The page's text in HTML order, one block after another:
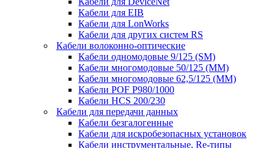
Кабели для EIB
Кабели для LonWorks
Кабели для других систем RS
Кабели волоконно-оптические
Кабели одномодовые 9/125 (SM)
Кабели многомодовые 50/125 (ММ)
Кабели многомодовые 62,5/125 (ММ)
Кабели POF P980/1000
Кабели HCS 200/230
Кабели для передачи данных
Кабели безгалогенные
Кабели для искробезопасных установок
Кабели инструментальные, Re-типы